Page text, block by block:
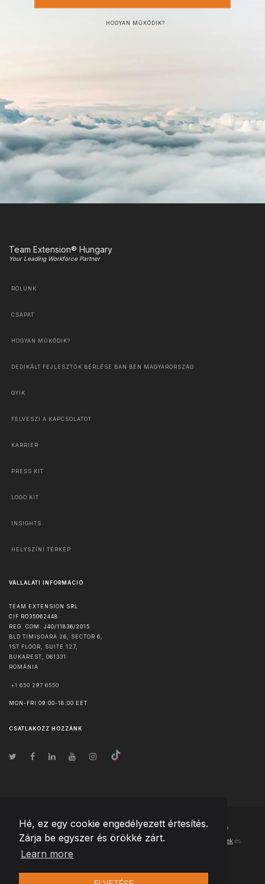
Hé, ez egy cookie engedélyezett értesítés.
Zárja be egyszer és örökké zárt.
Learn more
HOGYAN MŰKÖDIK?
Team Extension® Hungary
Your Leading Workforce Partner
RÓLUNK
CSAPAT
HOGYAN MŰKÖDIK?
DEDIKÁLT FEJLESZTŐK BÉRLÉSE BAN BEN MAGYARORSZÁG
GYIK
FELVESZI A KAPCSOLATOT
KARRIER
PRESS KIT
LOGO KIT
INSIGHTS
HELYSZÍNI TÉRKÉP
VÁLLALATI INFORMÁCIÓ
TEAM EXTENSION SRL
CIF RO35062448
REG. COM. J40/11836/2015
BLD TIMIȘOARA 26, SECTOR 6,
1ST FLOOR, SUITE 127,
BUKAREST
061331
ROMÁNIA
+1 650 297 6550
MON-FRI 09:00-18:00 EET
CSATLAKOZZ HOZZÁNK
© Szerzői jog2026 Team Extension Hungary- Minden jog fenntartva
Changelog ● Ezen webhely használatával elfogadja Használati feltételek és